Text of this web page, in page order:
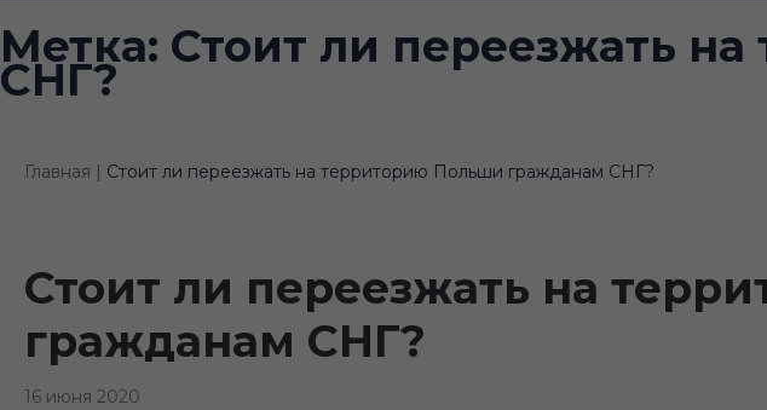
Метка: Стоит ли переезжать
СНГ?
Главная | Стоит ли переезжать на территорию Польши гражданам СНГ?
Стоит ли переезжать на
гражданам СНГ?
16 июня 2020